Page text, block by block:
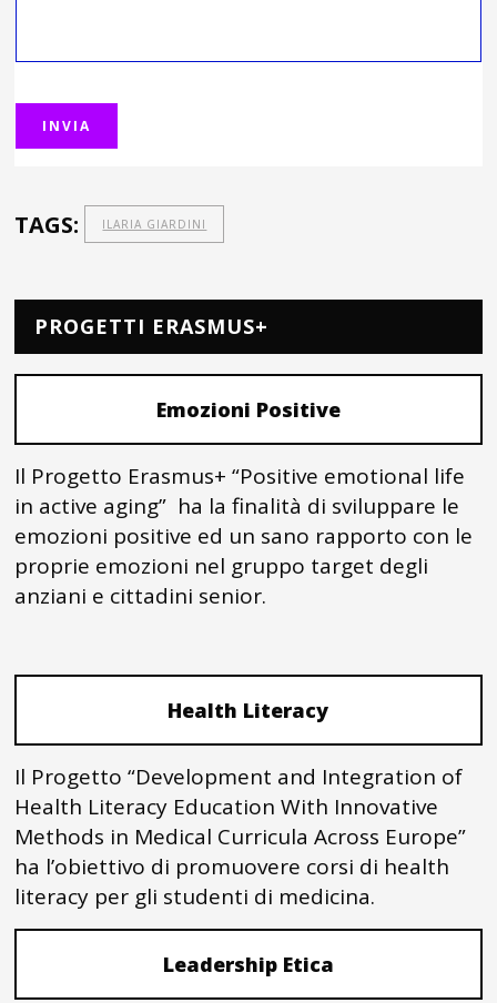
TAGS: ILARIA GIARDINI
PROGETTI ERASMUS+
Emozioni Positive
Il Progetto Erasmus+ “Positive emotional life
in active aging” ha la finalità di sviluppare le
emozioni positive ed un sano rapporto con le
proprie emozioni nel gruppo target degli
anziani e cittadini senior.
Health Literacy
Il Progetto “Development and Integration of
Health Literacy Education With Innovative
Methods in Medical Curricula Across Europe”
ha l’obiettivo di promuovere corsi di health
literacy per gli studenti di medicina.
Leadership Etica